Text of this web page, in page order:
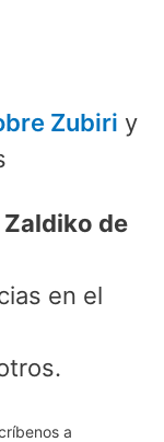
Zubiri y
de
en el
a